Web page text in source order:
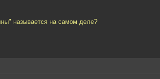
называется на самом деле?